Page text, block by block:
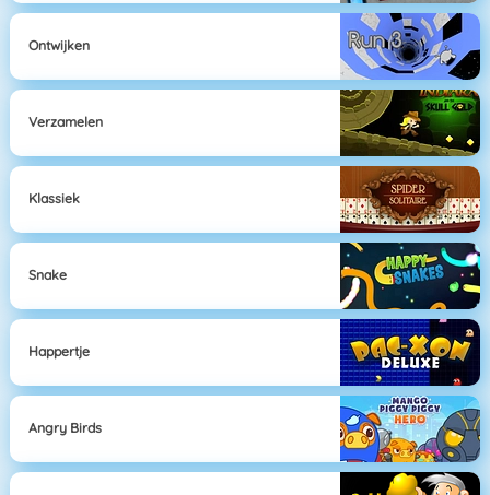
Ontwijken
Verzamelen
Klassiek
Snake
Happertje
Angry Birds